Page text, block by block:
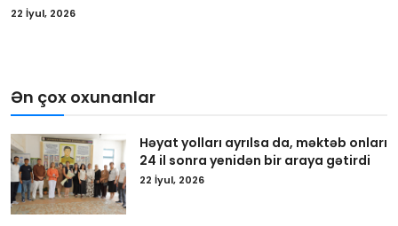
22 İyul, 2026
Ən çox oxunanlar
Həyat yolları ayrılsa da, məktəb onları
24 il sonra yenidən bir araya gətirdi
22 İyul, 2026